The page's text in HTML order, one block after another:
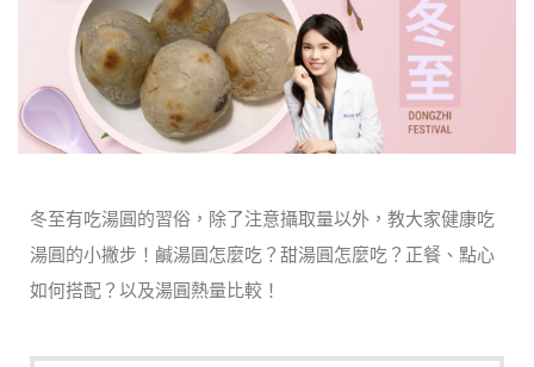
冬至有吃湯圓的習俗，除了注意攝取量以外，教大家健康吃
湯圓的小撇步！鹹湯圓怎麼吃？甜湯圓怎麼吃？正餐、點心
如何搭配？以及湯圓熱量比較！